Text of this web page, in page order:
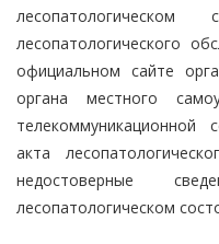
лесопатологического
официальном сайте
органа местного
телекоммуникационной
акта
недостоверные
лесопатологическом